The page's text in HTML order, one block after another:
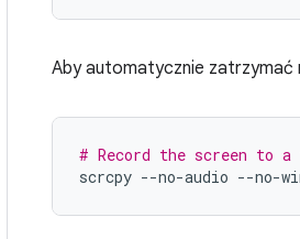
Aby automatycznie zatrzymać
# Record the screen to
scrcpy --no-audio --no-